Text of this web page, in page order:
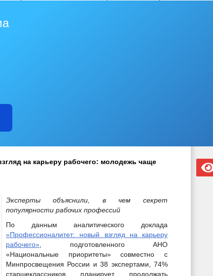
на карьеру рабочего: молодежь чаще
Эксперты объяснили, в чем секрет
популярности рабочих профессий
По данным аналитического доклада
«Профессионалитет: новый взгляд на карьеру
рабочего» , подготовленного АНО
«Национальные приоритеты» совместно с
Минпросвещения России и 38 экспертами, 74%
старшеклассников планирует продолжать